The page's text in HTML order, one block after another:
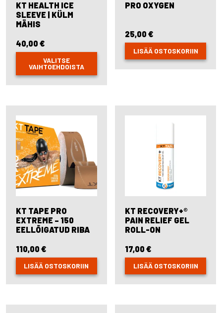
KT HEALTH ICE
SLEEVE | KÜLM
MÄHIS
40,00 €
VALITSE
VAIHTOEHDOISTA
This
product
multiple
The
options
may
be
chosen
on
the
product
page
PRO OXYGEN
25,00€
LISÄÄ OSTOSKORIIN
KT TAPE PRO
EXTREME – 150
EELLÕIGATUD RIBA
110,00 €
LISÄÄ OSTOSKORIIN
KT RECOVERY+®
PAIN RELIEF GEL
ROLL-ON
17,00€
LISÄÄ OSTOSKORIIN